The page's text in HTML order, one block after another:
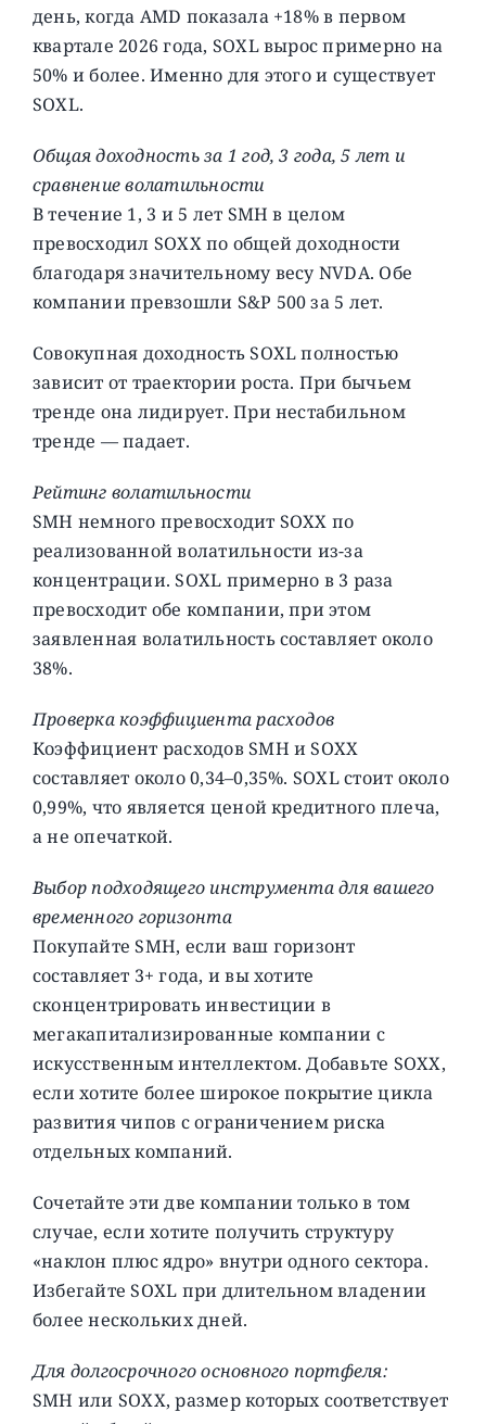
день, когда AMD показала +18% в первом
квартале 2026 года, SOXL вырос примерно на
50% и более. Именно для этого и существует
SOXL.
Общая доходность за 1 год, 3 года, 5 лет и
сравнение волатильности
В течение 1, 3 и 5 лет SMH в целом
превосходил SOXX по общей доходности
благодаря значительному весу NVDA. Обе
компании превзошли S&P 500 за 5 лет.
Совокупная доходность SOXL полностью
зависит от траектории роста. При бычьем
тренде она лидирует. При нестабильном
тренде — падает.
Рейтинг волатильности
SMH немного превосходит SOXX по
реализованной волатильности из-за
концентрации. SOXL примерно в 3 раза
превосходит обе компании, при этом
заявленная волатильность составляет около
38%.
Проверка коэффициента расходов
Коэффициент расходов SMH и SOXX
составляет около 0,34–0,35%. SOXL стоит около
0,99%, что является ценой кредитного плеча,
а не опечаткой.
Выбор подходящего инструмента для вашего
временного горизонта
Покупайте SMH, если ваш горизонт
составляет 3+ года, и вы хотите
сконцентрировать инвестиции в
мегакапитализированные компании с
искусственным интеллектом. Добавьте SOXX,
если хотите более широкое покрытие цикла
развития чипов с ограничением риска
отдельных компаний.
Сочетайте эти две компании только в том
случае, если хотите получить структуру
«наклон плюс ядро» внутри одного сектора.
Избегайте SOXL при длительном владении
более нескольких дней.
Для долгосрочного основного портфеля:
SMH или SOXX, размер которых соответствует